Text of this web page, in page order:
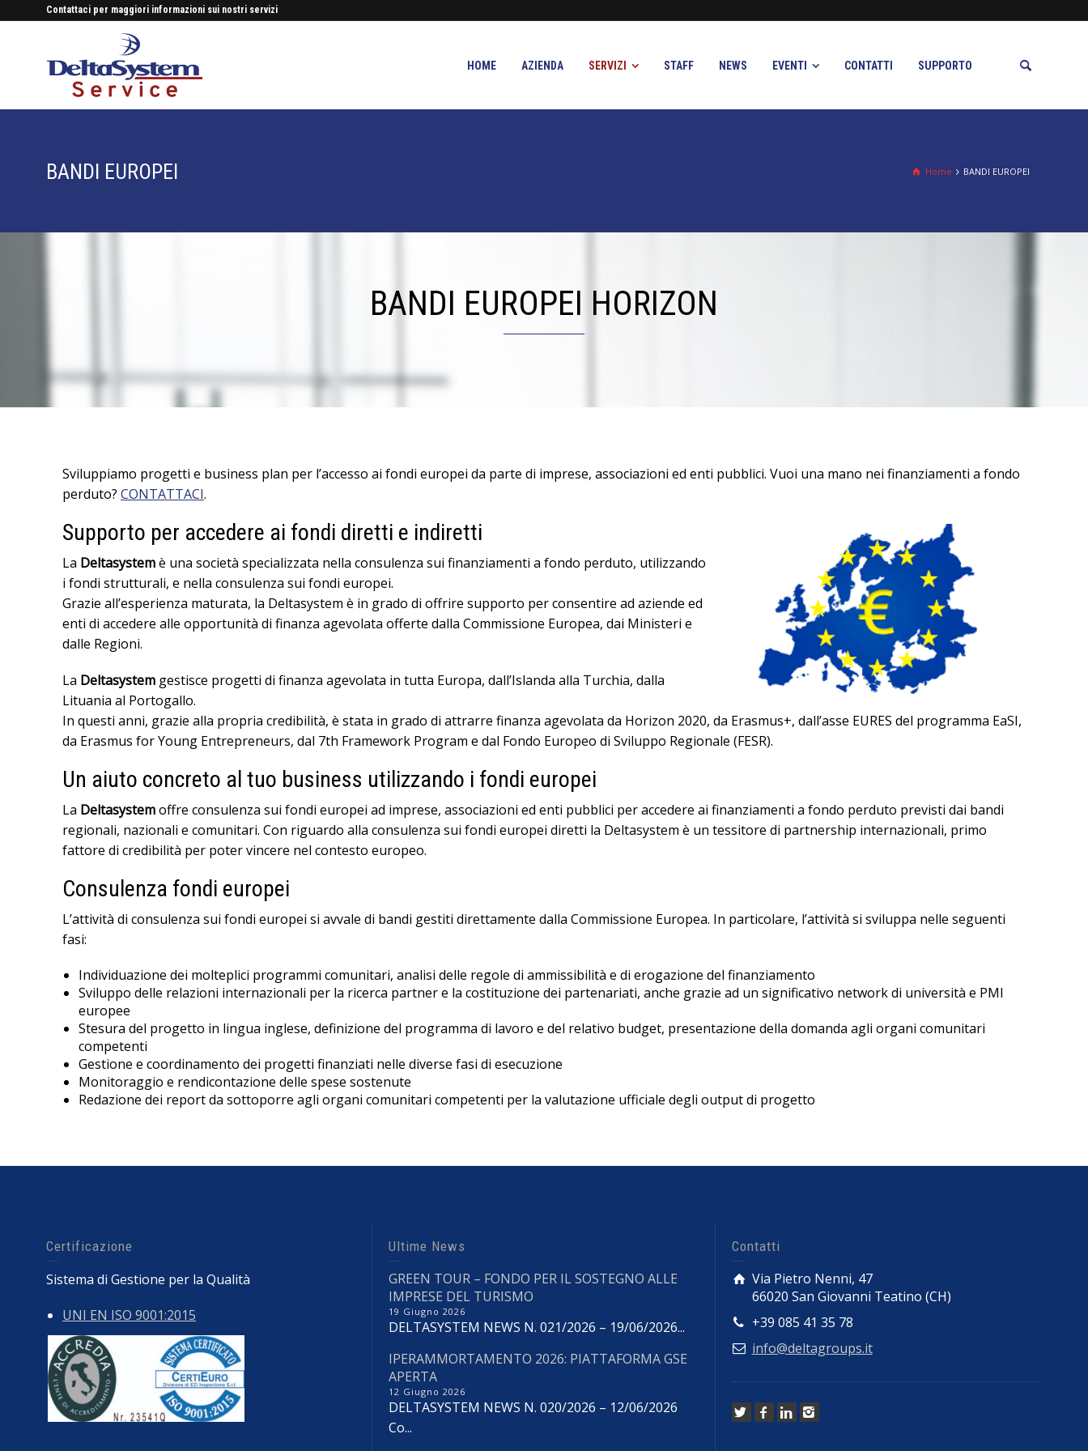
Contattaci per maggiori informazioni sui nostri servizi
HOME AZIENDA SERVIZI STAFF NEWS EVENTI CONTATTI SUPPORTO
Home BANDI EUROPEI
BANDI EUROPEI
BANDI EUROPEI HORIZON
Sviluppiamo progetti e business plan per l’accesso ai fondi europei da parte di imprese, associazioni ed enti pubblici. Vuoi una mano nei finanziamenti a fondo
perduto? CONTATTACI.
Supporto per accedere ai fondi diretti e indiretti
La Deltasystemè una società specializzata nella consulenza sui finanziamenti a fondo perduto, utilizzando
i fondi strutturali, e nella consulenza sui fondi europei.
Grazie all’esperienza maturata, la Deltasystem è in grado di offrire supporto per consentire ad aziende ed
enti di accedere alle opportunità di finanza agevolata offerte dalla Commissione Europea, dai Ministeri e
dalle Regioni.
La Deltasystem gestisce progetti di finanza agevolata in tutta Europa, dall’Islanda alla Turchia, dalla
Lituania al Portogallo.
In questi anni, grazie alla propria credibilità, è stata in grado di attrarre finanza agevolata da Horizon 2020, da Erasmus+, dall’asse EURES del programma EaSI,
da Erasmus for Young Entrepreneurs, dal 7th Framework Program e dal Fondo Europeo di Sviluppo Regionale (FESR).
Un aiuto concreto al tuo business utilizzando i fondi europei
La Deltasystemoffre consulenza sui fondi europei ad imprese, associazioni ed enti pubblici per accedere ai finanziamenti a fondo perduto previsti dai bandi
regionali, nazionali e comunitari. Con riguardo alla consulenza sui fondi europei diretti la Deltasystem è un tessitore di partnership internazionali, primo
fattore di credibilità per poter vincere nel contesto europeo.
Consulenza fondi europei
L’attività di consulenza sui fondi europei si avvale di bandi gestiti direttamente dalla Commissione Europea. In particolare, l’attività si sviluppa nelle seguenti
fasi:
Individuazione dei molteplici programmi comunitari, analisi delle regole di ammissibilità e di erogazione del finanziamento
Sviluppo delle relazioni internazionali per la ricerca partner e la costituzione dei partenariati, anche grazie ad un significativo network di università e PMI
europee
Stesura del progetto in lingua inglese, definizione del programma di lavoro e del relativo budget, presentazione della domanda agli organi comunitari
competenti
Gestione e coordinamento dei progetti finanziati nelle diverse fasi di esecuzione
Monitoraggio e rendicontazione delle spese sostenute
Redazione dei report da sottoporre agli organi comunitari competenti per la valutazione ufficiale degli output di progetto
Certificazione
Sistema di Gestione per la Qualità
UNI EN ISO 9001:2015
Ultime News
GREEN TOUR – FONDO PER IL SOSTEGNO ALLE
IMPRESE DEL TURISMO
19 Giugno 2026
DELTASYSTEM NEWS N. 021/2026 – 19/06/2026...
IPERAMMORTAMENTO 2026: PIATTAFORMA GSE
APERTA
12 Giugno 2026
DELTASYSTEM NEWS N. 020/2026 – 12/06/2026
Co...
Contatti
Via Pietro Nenni, 47
66020 San Giovanni Teatino (CH)
+39 085 41 35 78
info@deltagroups.it